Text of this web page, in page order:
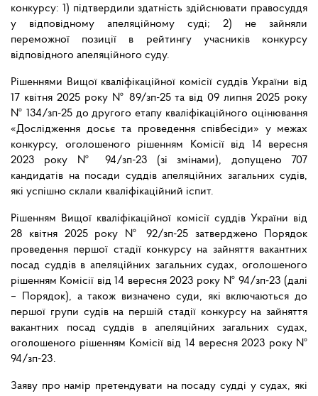
конкурсу: 1) підтвердили здатність здійснювати правосуддя
у відповідному апеляційному суді; 2) не зайняли
переможної позиції в рейтингу учасників конкурсу
відповідного апеляційного суду.
Рішеннями Вищої кваліфікаційної комісії суддів України від
17 квітня 2025 року № 89/зп-25 та від 09 липня 2025 року
№ 134/зп-25 до другого етапу кваліфікаційного оцінювання
«Дослідження досьє та проведення співбесіди» у межах
конкурсу, оголошеного рішенням Комісії від 14 вересня
2023 року № 94/зп-23 (зі змінами), допущено 707
кандидатів на посади суддів апеляційних загальних судів,
які успішно склали кваліфікаційний іспит.
Рішенням Вищої кваліфікаційної комісії суддів України від
28 квітня 2025 року № 92/зп-25 затверджено Порядок
проведення першої стадії конкурсу на зайняття вакантних
посад суддів в апеляційних загальних судах, оголошеного
рішенням Комісії від 14 вересня 2023 року № 94/зп-23 (далі
– Порядок), а також визначено суди, які включаються до
першої групи судів на першій стадії конкурсу на зайняття
вакантних посад суддів в апеляційних загальних судах,
оголошеного рішенням Комісії від 14 вересня 2023 року №
94/зп-23.
Заяву про намір претендувати на посаду судді у судах, які